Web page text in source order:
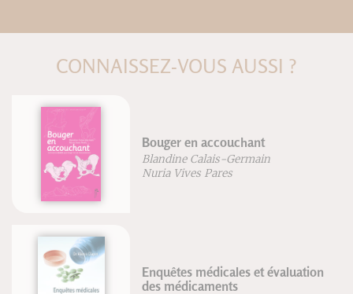
CONNAISSEZ-VOUS AUSSI ?
Bouger en accouchant
Blandine Calais-Germain
Nuria Vives Pares
Enquêtes médicales et évaluation
des médicaments